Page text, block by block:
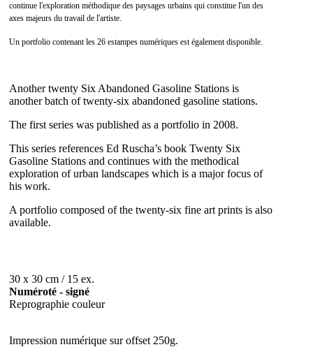
continue l'exploration méthodique des paysages urbains qui constitue l'un des
axes majeurs du travail de l'artiste.
Un portfolio contenant les 26 estampes numériques est également disponible.
Another twenty Six Abandoned Gasoline Stations is
another batch of twenty-six abandoned gasoline stations.
The first series was published as a portfolio in 2008.
This series references Ed Ruscha’s book Twenty Six
Gasoline Stations and continues with the methodical
exploration of urban landscapes which is a major focus of
his work.
A portfolio composed of the twenty-six fine art prints is also
available.
30 x 30 cm / 15 ex.
Numéroté - signé
Reprographie couleur
Impression numérique sur offset 250g.